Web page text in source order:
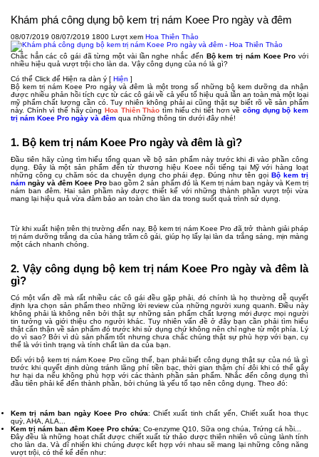
Khám phá công dụng bộ kem trị nám Koee Pro ngày và đêm
08/07/2019 08/07/2019 1800 Lượt xem Hoa Thiên Thảo
Chắc hẳn các cô gái đã từng một vài lần nghe nhắc đến Bộ kem trị nám Koee Pro với
nhiều hiệu quả vượt trội cho làn da. Vậy công dụng của nó là gì?
Có thể Click để Hiện ra dàn ý [ Hiện ]
Bộ kem trị nám Koee Pro ngày và đêm là một trong số những bộ kem dưỡng da nhận
được nhiều phản hồi tích cực từ các cô gái về cả yếu tố hiệu quả lẫn an toàn mà một loại
mỹ phẩm chất lượng cần có. Tuy nhiên không phải ai cũng thật sự biết rõ về sản phẩm
này. Chính vì thế hãy cùng Hoa Thiên Thảo tìm hiểu chi tiết hơn vềcông dụng bộ kem
trị nám Koee Pro ngày và đêm qua những thông tin dưới đây nhé!
1. Bộ kem trị nám Koee Pro ngày và đêm là gì?
Đầu tiên hãy cùng tìm hiểu tổng quan về bộ sản phẩm này trước khi đi vào phần công
dụng. Đây là một sản phẩm đến từ thương hiệu Koee nổi tiếng tại Mỹ với hàng loạt
những công cụ chăm sóc da chuyên dụng cho phái đẹp. Đúng như tên gọiBộ kem trị
nám ngày và đêm Koee Pro bao gồm 2 sản phẩm đó là Kem trị nám ban ngày và Kem trị
nám ban đêm. Hai sản phầm này được thiết kế với những thành phần vượt trội vừa
mang lại hiệu quả vừa đảm bảo an toàn cho làn da trong suốt quá trình sử dụng.
Từ khi xuất hiện trên thị trường đến nay, Bộ kem trị nám Koee Pro đã trở thành giải pháp
trị nám dưỡng trắng da của hàng trăm cô gái, giúp họ lấy lại làn da trắng sáng, mịn màng
một cách nhanh chóng.
2. Vậy công dụng bộ kem trị nám Koee Pro ngày và đêm là
gì?
Có một vấn đề mà rất nhiều các cô gái đều gặp phải, đó chính là họ thường dễ quyết
định lựa chọn sản phẩm theo những lời review của những người xung quanh. Điều này
không phải là không nên bởi thật sự những sản phẩm chất lượng mới được mọi người
tin tưởng và giới thiệu cho người khác. Tuy nhiên vấn đề ở đây bạn cần phải tìm hiểu
thật cẩn thận về sản phẩm đó trước khi sử dụng chứ không nên chỉ nghe từ một phía. Lý
do vì sao? Bởi vì dù sản phẩm tốt nhưng chưa chắc chúng thật sự phù hợp với bạn, cụ
thể là với tình trạng và tính chất làn da của bạn.
Đối với bộ kem trị nám Koee Pro cũng thế, bạn phải biết công dụng thật sự của nó là gì
trước khi quyết định dùng tránh lãng phí tiền bạc, thời gian thậm chí đôi khi có thể gây
hư hại da nếu không phù hợp với các thành phần sản phẩm. Nhắc đến công dụng thì
đầu tiên phải kể đến thành phần, bởi chúng là yếu tố tạo nên công dụng. Theo đó:
Kem trị nám ban ngày Koee Pro chứa: Chiết xuất tinh chất yến, Chiết xuất hoa thục
quỳ, AHA, ALA...
Kem trị nám ban đêm Koee Pro chứa: Co-enzyme Q10, Sữa ong chúa, Trứng cá hồi...
Đây đều là những hoạt chất được chiết xuất từ thảo dược thiên nhiên vô cùng lành tính
cho làn da. Và dĩ nhiên khi chúng được kết hợp với nhau sẽ mang lại những công năng
vượt trội, có thể kể đến như: